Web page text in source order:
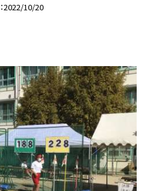
2022/10/20